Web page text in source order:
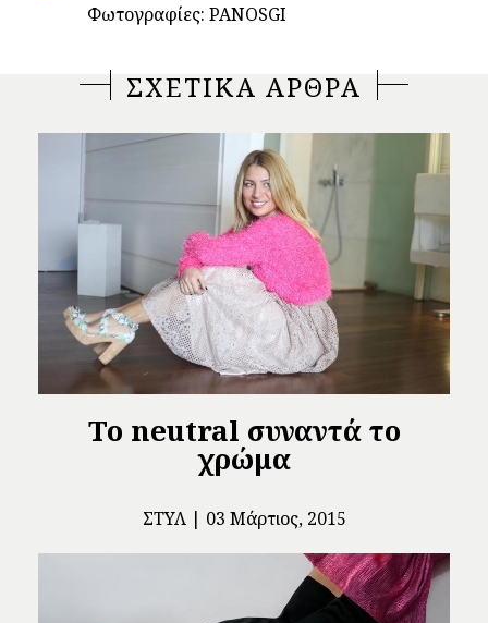
Φωτογραφίες: PANOSGI
ΣΧΕΤΙΚΑ ΑΡΘΡΑ
To neutral συναντά το
χρώμα
ΣΤΥΛ 03 Μάρτιος, 2015